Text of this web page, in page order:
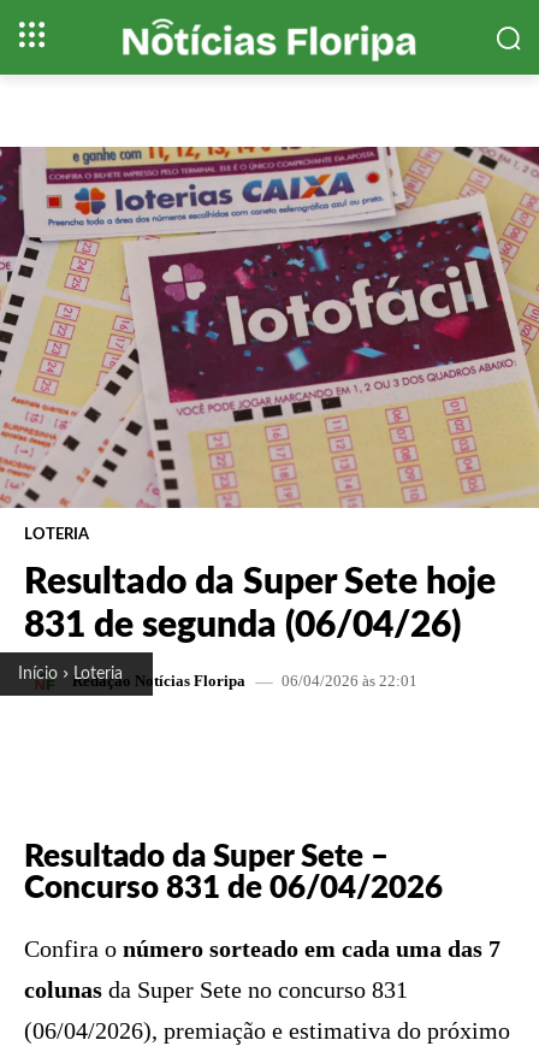
Início Loteria
LOTERIA
Resultado da Super Sete hoje
831 de segunda (06/04/26)
Redação Notícias Floripa 06/04/2026 às 22:01
Resultado da Super Sete –
Concurso 831 de 06/04/2026
Confira o número sorteado em cada uma das 7
colunas da Super Sete no concurso 831
(06/04/2026), premiação e estimativa do próximo